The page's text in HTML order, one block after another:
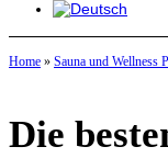
Home » Sauna und Wellness
Die